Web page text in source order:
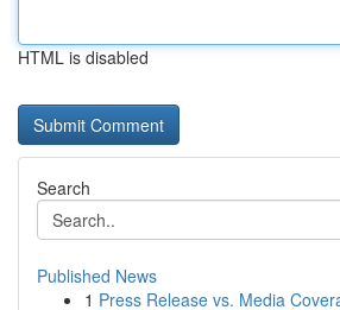
HTML is disabled
Search
Published News
1 Press Release vs. Media